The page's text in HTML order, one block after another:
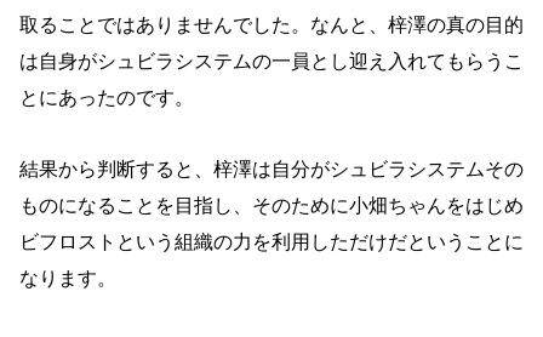
取ることではありませんでした。なんと、梓澤の真の目的
は自身がシュビラシステムの一員とし迎え入れてもらうこ
とにあったのです。
結果から判断すると、梓澤は自分がシュビラシステムその
ものになることを目指し、そのために小畑ちゃんをはじめ
ビフロストという組織の力を利用しただけだということに
なります。